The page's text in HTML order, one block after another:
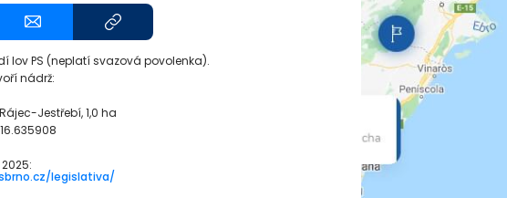
lov PS (neplatí svazová povolenka).
nádrž:
Jestřebí, 1,0 ha
legislativa/